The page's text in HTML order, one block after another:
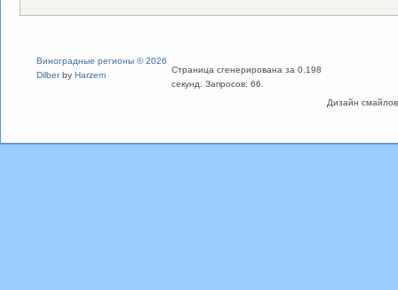
Дизайн
Виноградные регионы © 2026
Dilberby Harzem
Страница сгенерирована за 0.198
секунд. Запросов: 66.